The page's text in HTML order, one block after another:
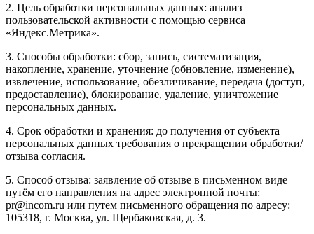
2. Цель обработки персональных данных: анализ
пользовательской активности с помощью сервиса
«Яндекс.Метрика».
3. Способы обработки: сбор, запись, систематизация,
накопление, хранение, уточнение (обновление, изменение),
извлечение, использование, обезличивание, передача (доступ,
предоставление), блокирование, удаление, уничтожение
персональных данных.
4. Срок обработки и хранения: до получения от субъекта
персональных данных требования о прекращении обработки/
отзыва согласия.
5. Способ отзыва: заявление об отзыве в письменном виде
путём его направления на адрес электронной почты:
pr@incom.ru или путем письменного обращения по адресу:
105318, г. Москва, ул. Щербаковская, д. 3.